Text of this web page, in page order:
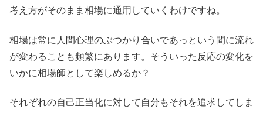
考え方がそのまま相場に通用していくわけですね。
相場は常に人間心理のぶつかり合いであっという間に流れ
が変わることも頻繁にあります。そういった反応の変化を
いかに相場師として楽しめるか？
それぞれの自己正当化に対して自分もそれを追求してしま